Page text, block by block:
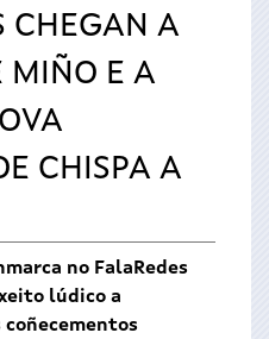
CHEGAN A
MIÑO E A
CHISPA A
no FalaRedes
lúdico a